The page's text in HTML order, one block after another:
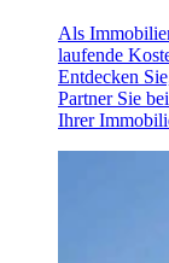
Als
laufende
Entdecken
Partner Sie
Ihrer